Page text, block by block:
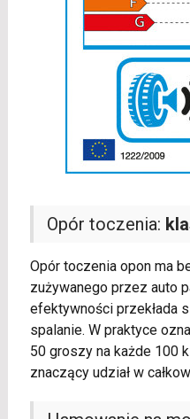
Opór toczenia:
Opór toczenia opon ma
zużywanego przez auto
efektywności przekłada
spalanie. W praktyce
50 groszy na każde 100
znaczący udział w